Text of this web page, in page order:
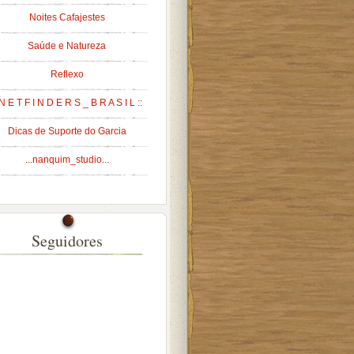
Noites Cafajestes
Saúde e Natureza
Reflexo
E T F I N D E R S _ B R A S I L ::
Dicas de Suporte do Garcia
...nanquim_studio...
Seguidores